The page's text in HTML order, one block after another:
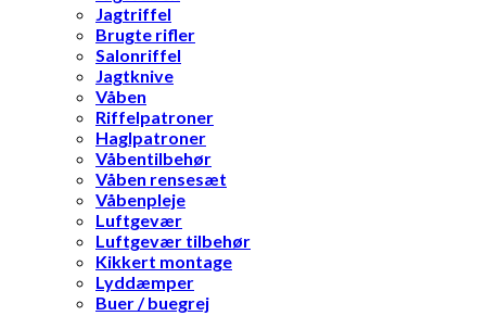
Jagtriffel
Brugte rifler
Salonriffel
Jagtknive
Våben
Riffelpatroner
Haglpatroner
Våbentilbehør
Våben rensesæt
Våbenpleje
Luftgevær
Luftgevær tilbehør
Kikkert montage
Lyddæmper
Buer / buegrej